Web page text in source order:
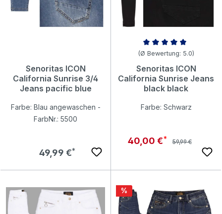
Senoritas ICON
California Sunrise 3/4
Jeans pacific blue
Farbe: Blau angewaschen -
FarbNr.: 5500
Regulärer Preis:
49,99 €
Durchschnittliche Bewertung
(Ø Bewertung: 5.0)
Senoritas ICON
California Sunrise Jeans
black black
Farbe: Schwarz
Verkaufspreis:
40,00 € Regulärer Preis:
59,99 €
Rabatt
%